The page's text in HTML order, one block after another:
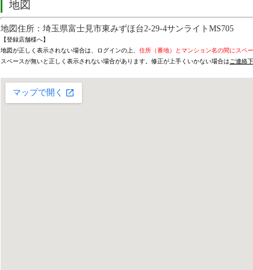
地図
地図住所：埼玉県富士見市東みずほ台2-29-4サンライトMS705
【登録店舗様へ】
地図が正しく表示されない場合は、ログインの上、 住所（番地）とマンション名の間にスペ
スペースが無いと正しく表示されない場合があります。修正が上手くいかない場合は ご連絡